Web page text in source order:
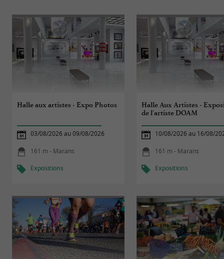
Halle aux artistes - Expo Photos
03/08/2026 au 09/08/2026
161 m - Marans
Expositions
Halle Aux Artistes -
de l'artiste DOAM
10/08/2026 au 16/08/
161 m - Marans
Expositions